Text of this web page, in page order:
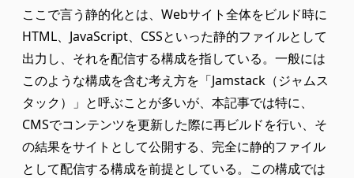
ここで言う静的化とは、Webサイト全体をビルド時に
HTML、JavaScript、CSSといった静的ファイルとして
出力し、それを配信する構成を指している。一般には
このような構成を含む考え方を「Jamstack（ジャムス
タック）」と呼ぶことが多いが、本記事では特に、
CMSでコンテンツを更新した際に再ビルドを行い、そ
の結果をサイトとして公開する、完全に静的ファイル
として配信する構成を前提としている。この構成では